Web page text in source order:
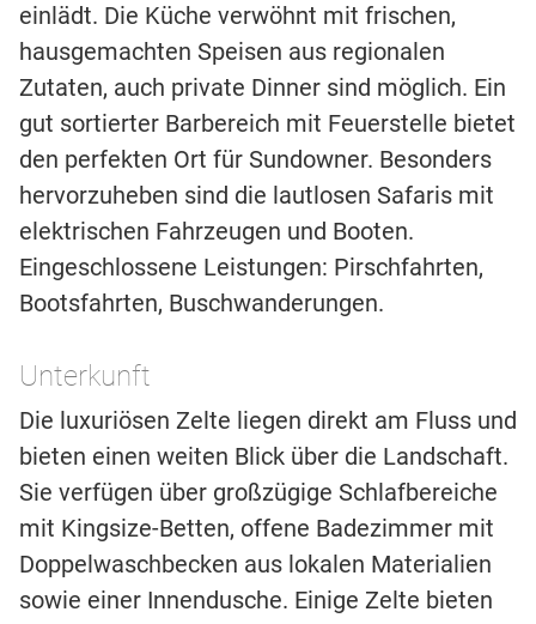
einlädt. Die Küche verwöhnt mit frischen,
hausgemachten Speisen aus regionalen
Zutaten, auch private Dinner sind möglich. Ein
gut sortierter Barbereich mit Feuerstelle bietet
den perfekten Ort für Sundowner. Besonders
hervorzuheben sind die lautlosen Safaris mit
elektrischen Fahrzeugen und Booten.
Eingeschlossene Leistungen: Pirschfahrten,
Bootsfahrten, Buschwanderungen.
Unterkunft
Die luxuriösen Zelte liegen direkt am Fluss und
bieten einen weiten Blick über die Landschaft.
Sie verfügen über großzügige Schlafbereiche
mit Kingsize-Betten, offene Badezimmer mit
Doppelwaschbecken aus lokalen Materialien
sowie einer Innendusche. Einige Zelte bieten